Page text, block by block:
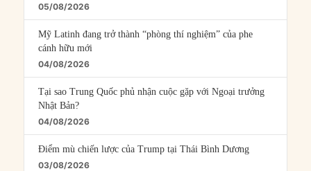
05/08/2026
Mỹ Latinh đang trở thành “phòng thí nghiệm” của phe
cánh hữu mới
04/08/2026
Tại sao Trung Quốc phủ nhận cuộc gặp với Ngoại trưởng
Nhật Bản?
04/08/2026
Điểm mù chiến lược của Trump tại Thái Bình Dương
03/08/2026